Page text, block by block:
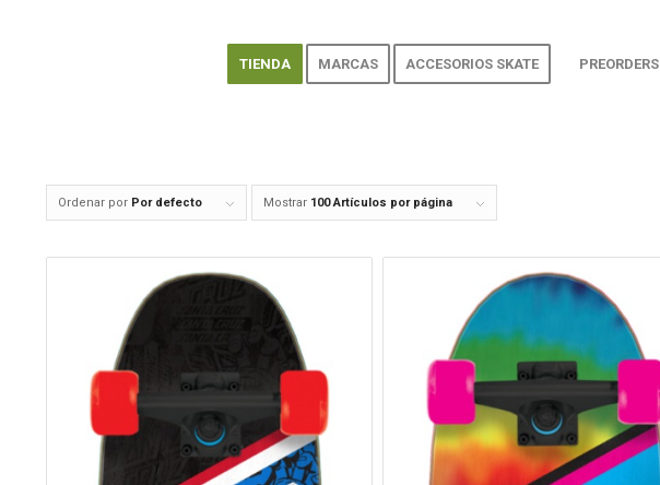
TIENDA MARCAS ACCESORIOS SKATE PREORDERS
Ordenar por Por defecto Mostrar 100 Artículos por página